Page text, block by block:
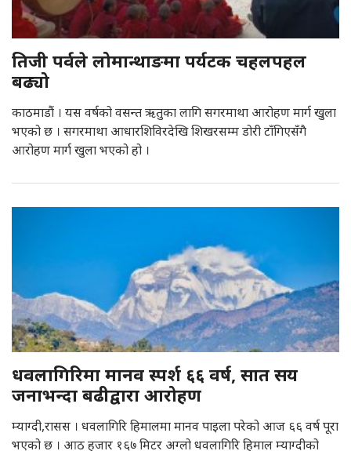
तिजी पर्वले लोमान्थाङमा पर्यटक चहलपहल
बढ्यो
काठमाडौं । यस वर्षको वसन्त ऋतुका लागि सगरमाथा आरोहण मार्ग खुला
भएको छ । सगरमाथा आधारशिविरदेखि शिखरसम्म डोरी टाँगिएसँगै
आरोहण मार्ग खुला भएको हो ।
धवलागिरिमा मानव स्पर्श ६६ वर्ष, सात सय
जनाभन्दा बढीद्वारा आरोहण
म्याग्दी,रासस । धवलागिरि हिमालमा मानव पाइला परेको आज ६६ वर्ष पूरा
भएको छ । आठ हजार १६७ मिटर अग्लो धवलागिरि हिमाल म्याग्दीको